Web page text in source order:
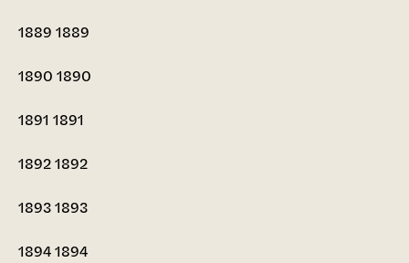
1889 1889
1890 1890
1891 1891
18921892
18931893
18941894